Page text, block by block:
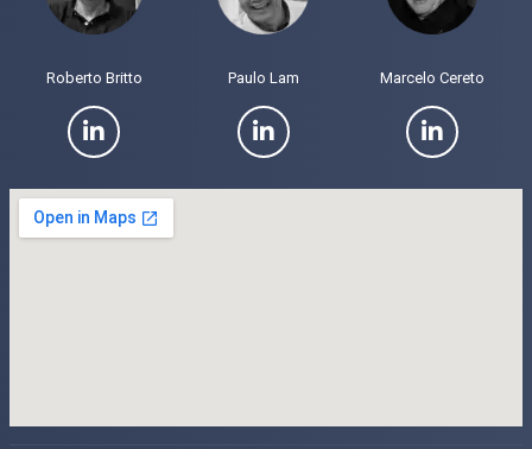
Roberto Britto Paulo Lam Marcelo Cereto